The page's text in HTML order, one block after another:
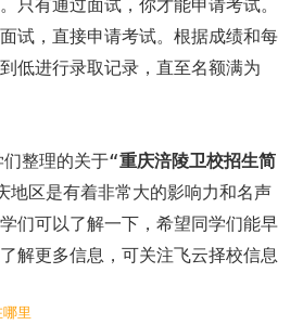
只有通过面试，你才能申请考试。
试，直接申请考试。根据成绩和每
低进行录取记录，直至名额满为
整理的关于“重庆涪陵卫校招生简
地区是有着非常大的影响力和名声
们可以了解一下，希望同学们能早
解更多信息，可关注飞云择校信息
里